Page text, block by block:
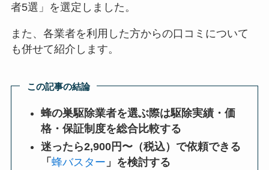
者5選」を選定しました。
また、各業者を利用した方からの口コミについて
も併せて紹介します。
この記事の結論
蜂の巣駆除業者を選ぶ際は駆除実績・価
格・保証制度を総合比較する
迷ったら2,900円〜（税込）で依頼できる
「蜂バスター 」を検討する